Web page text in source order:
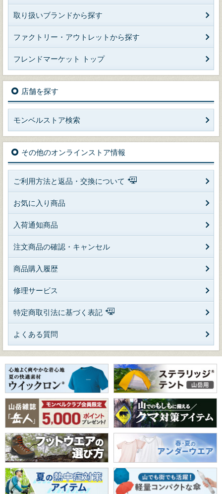
取り扱いブランドから探す
ファクトリー・アウトレットから探す
フレンドマーケット トップ
店舗を探す
モンベルストア検索
その他のオンラインストア情報
ご利用方法と返品・交換について
お気に入り商品
入荷通知商品
注文商品の確認・キャンセル
商品購入履歴
修理サービス
特定商取引法に基づく表記
よくある質問